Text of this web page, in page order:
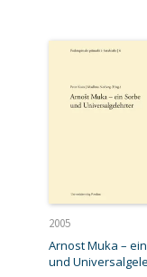
2005
Arnost Muka –
und